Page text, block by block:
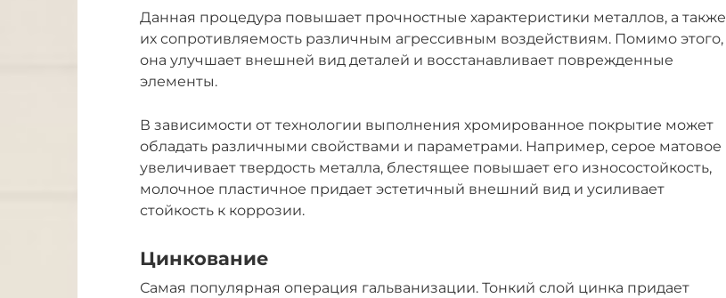
Данная процедура повышает прочностные характеристики металлов, а также
их сопротивляемость различным агрессивным воздействиям. Помимо этого,
она улучшает внешней вид деталей и восстанавливает поврежденные
элементы.
В зависимости от технологии выполнения хромированное покрытие может
обладать различными свойствами и параметрами. Например, серое матовое
увеличивает твердость металла, блестящее повышает его износостойкость,
молочное пластичное придает эстетичный внешний вид и усиливает
стойкость к коррозии.
Цинкование
Самая популярная операция гальванизации. Тонкий слой цинка придает